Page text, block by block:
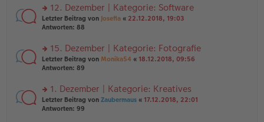
tr
a
g
e
n
er
tr
a
g
n
g
el
e
n
er
tr
a
g
rs
te
n
g
el
e
n
er
12. Dezember | Kategorie: Software
Letzter Beitrag von Josefia « 22.12.2018, 19:03
Antworten: 88
rs
te
n
g
el
15. Dezember | Kategorie: Fotografie
Letzter Beitrag von Monika54 « 18.12.2018, 09:56
Antworten: 89
rs
te
1. Dezember | Kategorie: Kreatives
Letzter Beitrag von Zaubermaus « 17.12.2018, 22:01
Antworten: 99